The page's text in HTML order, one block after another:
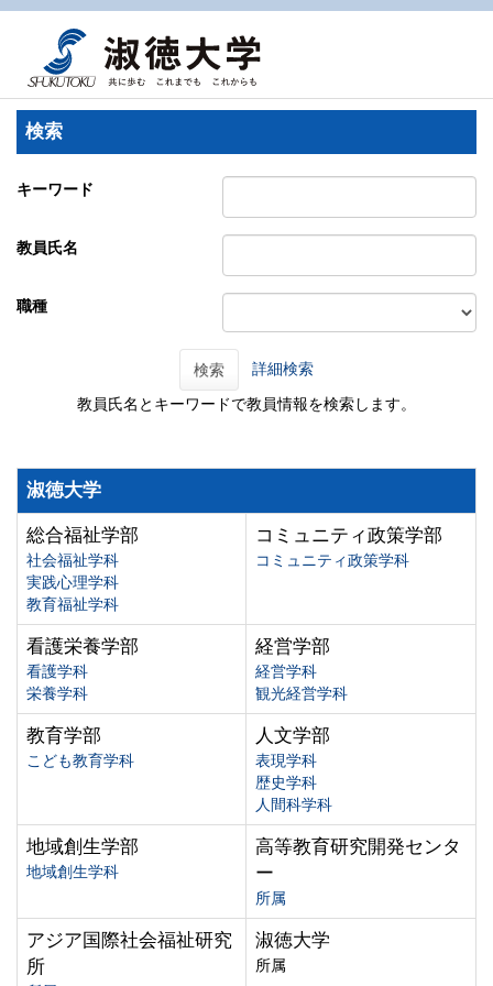
検索
キーワード
教員氏名
職種
検索 詳細検索
教員氏名とキーワードで教員情報を検索します。
淑徳大学
総合福祉学部
社会福祉学科
実践心理学科
教育福祉学科
コミュニティ政策学部
コミュニティ政策学科
看護栄養学部
看護学科
栄養学科
経営学部
経営学科
観光経営学科
教育学部
こども教育学科
人文学部
表現学科
歴史学科
人間科学科
地域創生学部
地域創生学科
高等教育研究開発センタ
ー
所属
アジア国際社会福祉研究
所
淑徳大学
所属